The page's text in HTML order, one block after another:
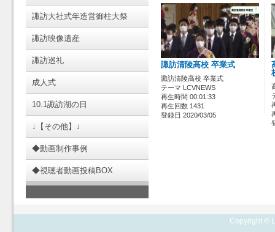
諏訪大社式年造営御柱大祭
諏訪映像遺産
諏訪巡礼
成人式
10.1諏訪湖の日
↓【その他】↓
◆動画制作事例
◆視聴者動画投稿BOX
諏訪清陵高校 卒業式
諏訪清陵高校 卒業式
テーマ LCVNEWS
再生時間 00:01:33
再生回数 1431
登録日 2020/03/05
Copyright ©